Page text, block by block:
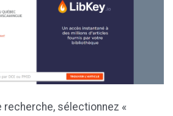
recherche, sélectionnez «